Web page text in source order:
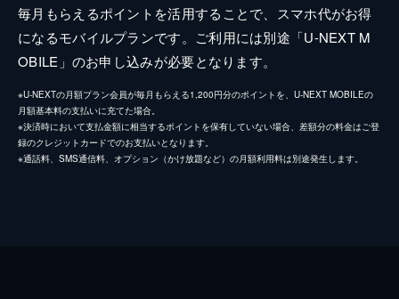
毎月もらえるポイントを活用することで、スマホ代がお得
になるモバイルプランです。ご利用には別途「U-NEXT M
OBILE」のお申し込みが必要となります。
※U-NEXTの月額プラン会員が毎月もらえる1,200円分のポイントを、U-NEXT MOBILEの
月額基本料の支払いに充てた場合。
※決済時において支払金額に相当するポイントを保有していない場合、差額分の料金はご登
録のクレジットカードでのお支払いとなります。
※通話料、SMS通信料、オプション（かけ放題など）の月額利用料は別途発生します。